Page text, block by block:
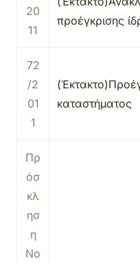
20
11
προέγκρισης
72
/2
01
1
καταστήματος
Πρ
όσ
κλ
ησ
η
Νο